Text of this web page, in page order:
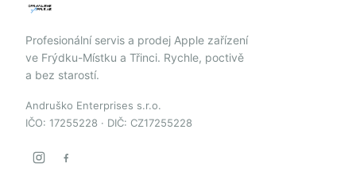
Profesionální servis a prodej Apple zařízení
ve Frýdku-Místku a Třinci. Rychle, poctivě
a bez starostí.
Andruško Enterprises s.r.o.
IČO: 17255228 · DIČ: CZ17255228